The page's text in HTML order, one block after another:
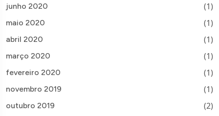
junho 2020 (1)
maio 2020 (1)
abril 2020 (1)
março 2020 (1)
fevereiro 2020 (1)
novembro 2019 (1)
outubro 2019 (2)